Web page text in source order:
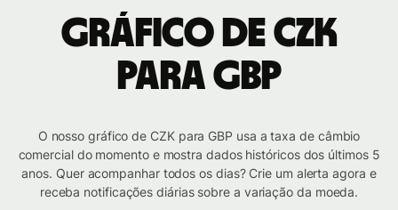
Gráfico de CZK
para GBP
O nosso gráfico de CZK para GBP usa a taxa de câmbio
comercial do momento e mostra dados históricos dos últimos 5
anos. Quer acompanhar todos os dias? Crie um alerta agora e
receba notificações diárias sobre a variação da moeda.